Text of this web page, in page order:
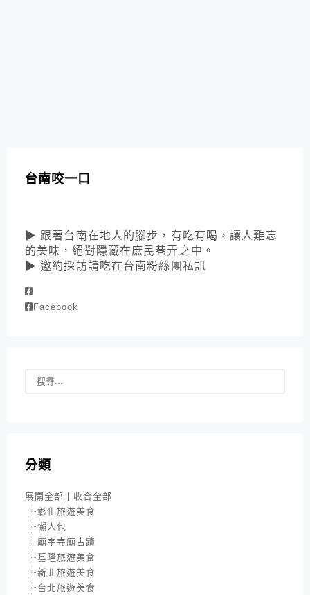
台南咬一口
▶ 跟著台南在地人的腳步，有吃有喝，讓人難忘
的美味，絕對隱藏在庶民巷弄之中。
▶ 邀約採訪請吃在台南粉絲團私訊
Facebook
分類
展開全部 | 收合全部
彰化旅遊美食
懶人包
廟宇寺廟古蹟
基隆旅遊美食
新北旅遊美食
台北旅遊美食